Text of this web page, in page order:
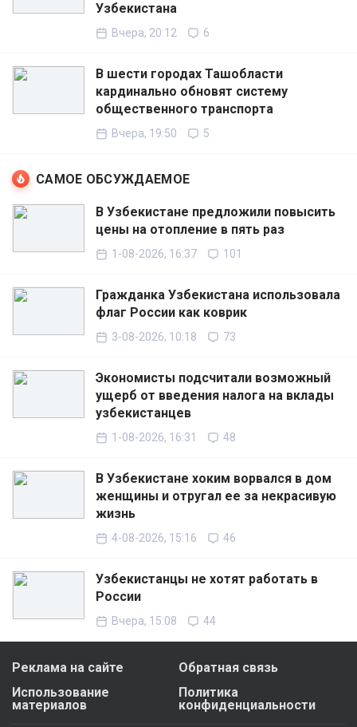
Узбекистана
Вчера, 20:12 6
В шести городах Ташобласти
кардинально обновят систему
общественного транспорта
Вчера, 19:50 5
САМОЕ ОБСУЖДАЕМОЕ
В Узбекистане предложили повысить
цены на отопление в пять раз
1-08-2026, 16:37 101
Гражданка Узбекистана использовала
флаг России как коврик
3-08-2026, 10:18 73
Экономисты подсчитали возможный
ущерб от введения налога на вклады
узбекистанцев
1-08-2026, 16:31 48
В Узбекистане хоким ворвался в дом
женщины и отругал ее за некрасивую
жизнь
4-08-2026, 15:16 46
Узбекистанцы не хотят работать в
России
Вчера, 15:08 44
Реклама на сайте
Обратная связь
Использование
материалов
Политика
конфиденциальности